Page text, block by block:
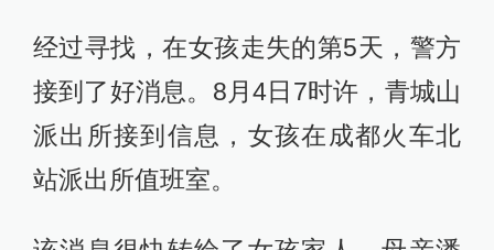
经过寻找，在女孩走失的第5天，警方
接到了好消息。8月4日7时许，青城山
派出所接到信息，女孩在成都火车北
站派出所值班室。